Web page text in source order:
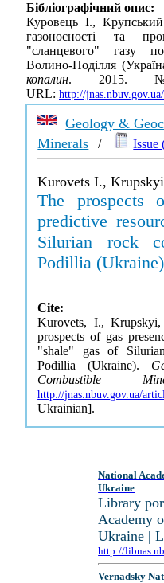
Бібліографічний опис:
Куровець І.,
газоносності та
"сланцевого" газу
Волино-Поділля
копалин. 2015.
URL: http://
Geology &
Minerals / Issue
Kurovets I.,
The prospects
predictive
Silurian rock
Podillia (Ukraine)
Cite:
Kurovets, I.,
prospects of gas
"shale" gas of
Podillia (Ukraine).
Combustible
http://jnas.nbuv.gov.ua/
Ukrainian].
National
Ukraine
Library
Academy
Ukraine |
http://
Vernadsky